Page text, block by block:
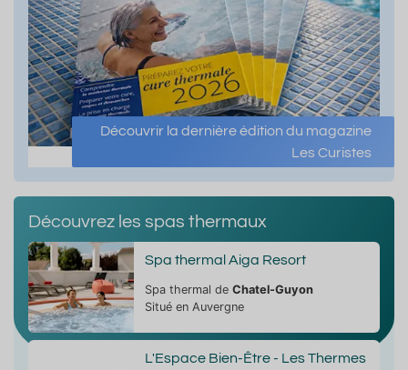
Découvrir la dernière édition du magazine
Les Curistes
Découvrez les spas thermaux
Spa thermal Aiga Resort
Spa thermal de Chatel-Guyon
Situé en Auvergne
L'Espace Bien-Être - Les Thermes